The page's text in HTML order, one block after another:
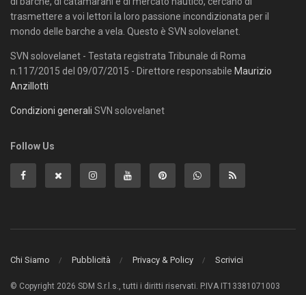
trasmettere a voi lettori la loro passione incondizionata per il
mondo delle barche a vela. Questo è SVN solovelanet.
SVN solovelanet - Testata registrata Tribunale di Roma
n.117/2015 del 09/07/2015 - Direttore responsabile Maurizio
Anzillotti
Condizioni generali SVN solovelanet
Follow Us
Chi Siamo Pubblicità Privacy & Policy Scrivici
© Copyright 2026 SDM S.r.l.s., tutti i diritti riservati. P.IVA IT13381071003